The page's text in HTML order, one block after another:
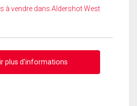
à vendre dans Aldershot West
plus d'informations